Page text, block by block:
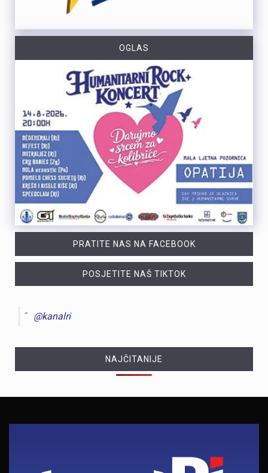
OGLAS
PRATITE NAS NA FACEBOOK
POSJETITE NAŠ TIKTOK
@kanalri
NAJČITANIJE